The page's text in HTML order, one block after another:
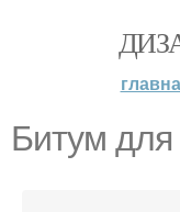
Битум для